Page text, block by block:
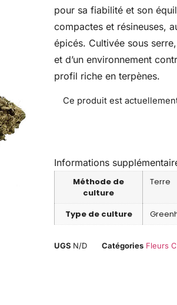
pour sa fiabilité et son
compactes et résineuses,
épicés. Cultivée sous
et d’un environnement
profil riche en terpènes.
Ce produit est
Informations
Méthode de
culture
Terre
Type de culture
UGS N/D Catégories Fleurs